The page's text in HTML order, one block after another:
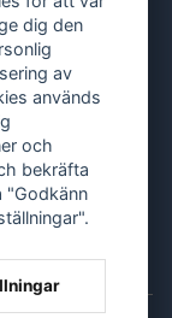
dig den
av
används
och
bekräfta
"Godkänn